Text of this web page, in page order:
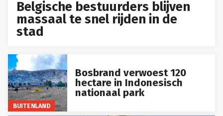
Belgische bestuurders blijven
massaal te snel rijden in de
stad
BUITENLAND
Bosbrand verwoest 120
hectare in Indonesisch
nationaal park